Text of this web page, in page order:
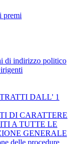
premi
di indirizzo politico
DALL' 1
DI CARATTERE
A TUTTE LE
GENERALE
delle procedure